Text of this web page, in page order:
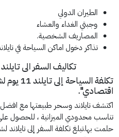
الطيران الدولي
وجبتي الغداء والعشاء
المصاريف الشخصية.
تذاكر دخول اماكن السياحة في
تكاليف السفر الى
اقتصادي".
تناسب محدودي الميزانية ، للحصول